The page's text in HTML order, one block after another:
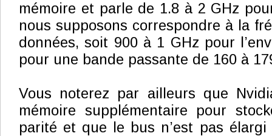
mémoire et parle de 1.8 à 2 GHz
nous supposons correspondre à la
données, soit 900 à 1 GHz pour
pour une bande passante de 160 à
Vous noterez par ailleurs que
mémoire supplémentaire pour
parité et que le bus n’est pas